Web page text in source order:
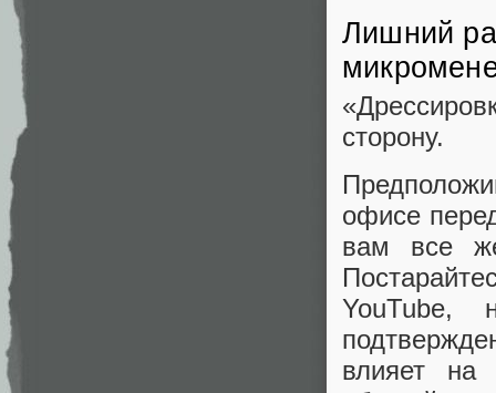
Лишний
сторону.
офисе
вам все
YouTube,
влияет на